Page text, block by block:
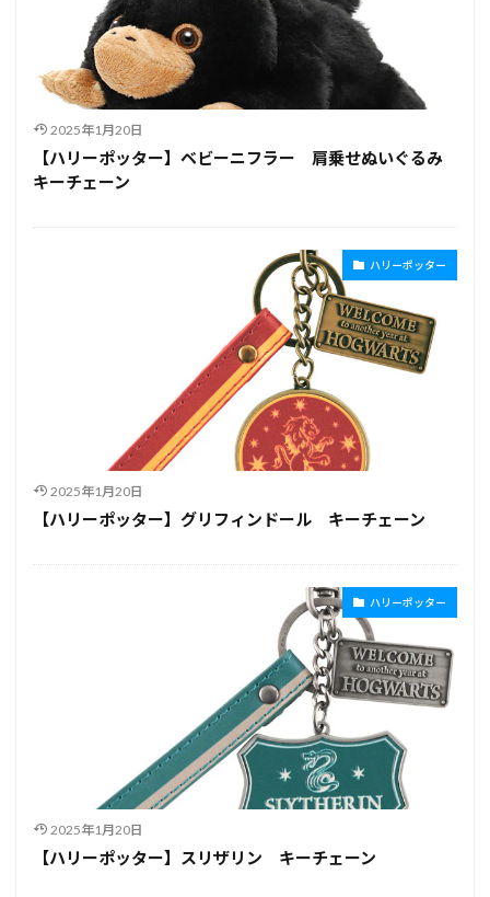
2025年1月20日
【ハリーポッター】ベビーニフラー 肩乗せぬいぐるみ
キーチェーン
ハリーポッター
2025年1月20日
【ハリーポッター】グリフィンドール キーチェーン
ハリーポッター
2025年1月20日
【ハリーポッター】スリザリン キーチェーン